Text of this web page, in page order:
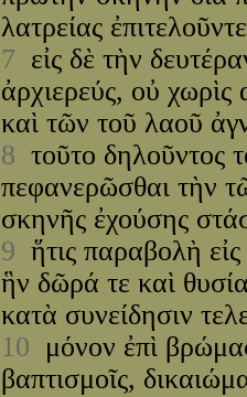
λατρείας
7 εἰς δὲ τὴν
ἀρχιερεύς, οὐ
καὶ τῶν τοῦ λαοῦ
8 τοῦτο δηλοῦντος
πεφανερῶσθαι τὴν
σκηνῆς ἐχούσης
9 ἥτις παραβολὴ
ἣν δῶρά τε καὶ
κατὰ συνείδησιν
10 μόνον ἐπὶ
βαπτισμοῖς,